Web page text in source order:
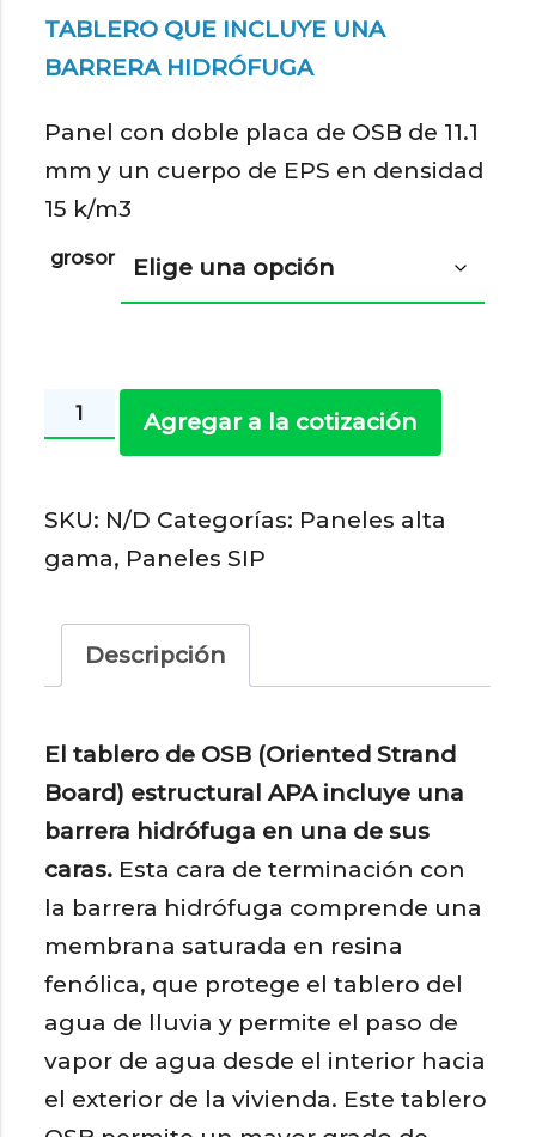
TABLERO QUE INCLUYE UNA
BARRERA HIDRÓFUGA
Panel con doble placa de OSB de 11.1
mm y un cuerpo de EPS en densidad
15 k/m3
grosor
Wrap
11,1
mm
Agregar a la cotización
SKU: N/D Categorías: Paneles alta
gama, Paneles SIP
Descripción
El tablero de OSB (Oriented Strand
Board) estructural APA incluye una
barrera hidrófuga en una de sus
caras. Esta cara de terminación con
la barrera hidrófuga comprende una
membrana saturada en resina
fenólica, que protege el tablero del
agua de lluvia y permite el paso de
vapor de agua desde el interior hacia
el exterior de la vivienda. Este tablero